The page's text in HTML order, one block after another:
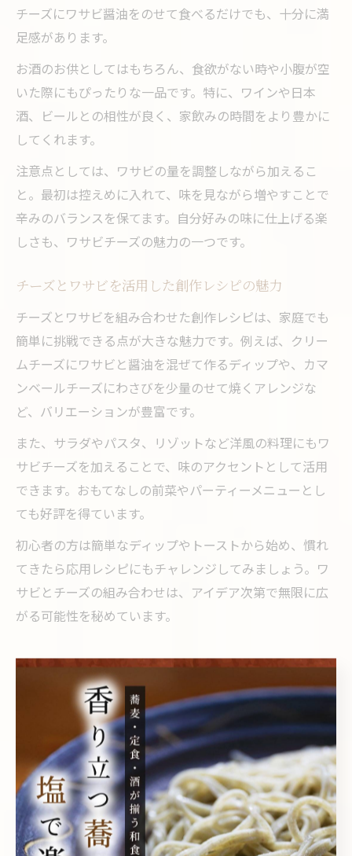
チーズにワサビ醤油をのせて食べるだけでも、十分に満
足感があります。
お酒のお供としてはもちろん、食欲がない時や小腹が空
いた際にもぴったりな一品です。特に、ワインや日本
酒、ビールとの相性が良く、家飲みの時間をより豊かに
してくれます。
注意点としては、ワサビの量を調整しながら加えるこ
と。最初は控えめに入れて、味を見ながら増やすことで
辛みのバランスを保てます。自分好みの味に仕上げる楽
しさも、ワサビチーズの魅力の一つです。
チーズとワサビを活用した創作レシピの魅力
チーズとワサビを組み合わせた創作レシピは、家庭でも
簡単に挑戦できる点が大きな魅力です。例えば、クリー
ムチーズにワサビと醤油を混ぜて作るディップや、カマ
ンベールチーズにわさびを少量のせて焼くアレンジな
ど、バリエーションが豊富です。
また、サラダやパスタ、リゾットなど洋風の料理にもワ
サビチーズを加えることで、味のアクセントとして活用
できます。おもてなしの前菜やパーティーメニューとし
ても好評を得ています。
初心者の方は簡単なディップやトーストから始め、慣れ
てきたら応用レシピにもチャレンジしてみましょう。ワ
サビとチーズの組み合わせは、アイデア次第で無限に広
がる可能性を秘めています。
ワサビの健康効果とチーズとの相性解
ワサビの健康効果とチーズの相乗作用に注目
ワサビは古くから日本の食文化に欠かせない香辛料とし
て知られていますが、実は健康面でもさまざまな効果が
期待されています。ワサビに含まれるイソチオシアネー